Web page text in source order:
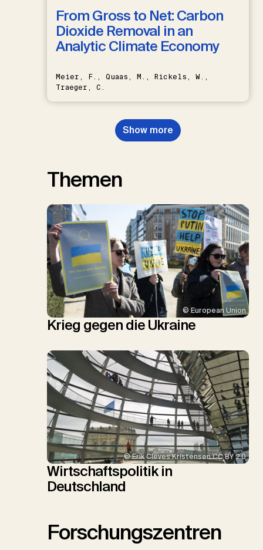
From Gross to Net: Carbon
Dioxide Removal in an
Analytic Climate Economy
Meier, F., Quaas, M., Rickels, W.,
Traeger, C.
Show more
Themen
© European Union
Krieg gegen die Ukraine
© Erik Cleves Kristensen CC BY 2.0
Wirtschaftspolitik in
Deutschland
Forschungszentren